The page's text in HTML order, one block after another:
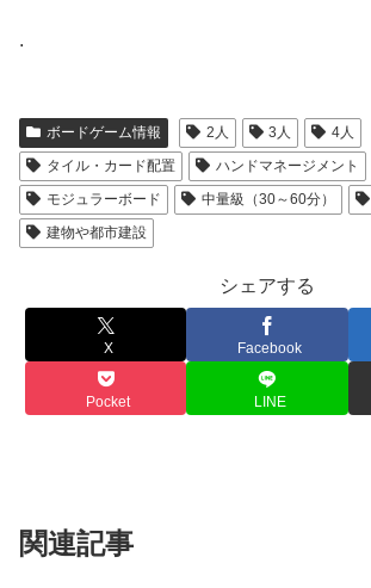
.
ボードゲーム情報 2人 3人
4人
タイル・カード配置
ハンドマネージメント
モジュラーボード
中量級（30～60分）
建物や都市建設
シェアする
X Facebook
Pocket LINE
関連記事